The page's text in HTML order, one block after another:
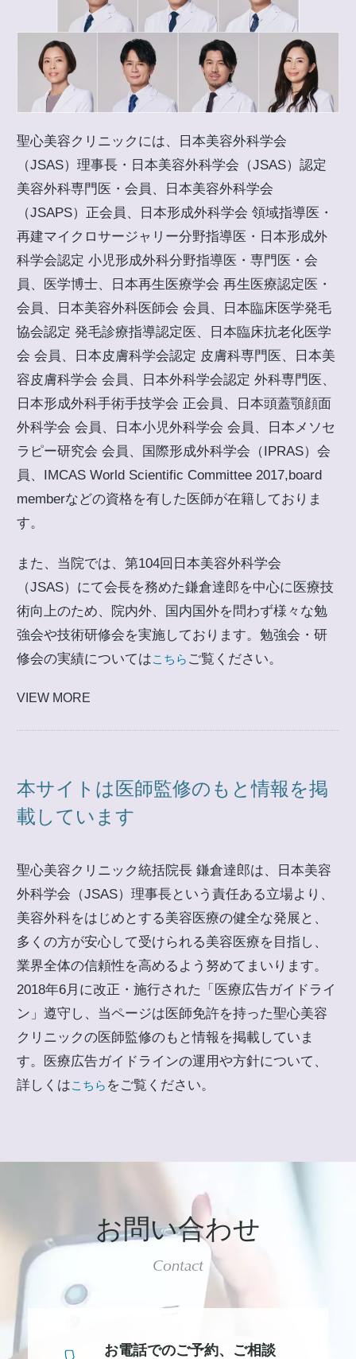
聖心美容クリニックには、日本美容外科学会
（JSAS）理事長・日本美容外科学会（JSAS）認定
美容外科専門医・会員、日本美容外科学会
（JSAPS）正会員、日本形成外科学会 領域指導医・
再建マイクロサージャリー分野指導医・日本形成外
科学会認定 小児形成外科分野指導医・専門医・会
員、医学博士、日本再生医療学会 再生医療認定医・
会員、日本美容外科医師会 会員、日本臨床医学発毛
協会認定 発毛診療指導認定医、日本臨床抗老化医学
会 会員、日本皮膚科学会認定 皮膚科専門医、日本美
容皮膚科学会 会員、日本外科学会認定 外科専門医、
日本形成外科手術手技学会 正会員、日本頭蓋顎顔面
外科学会 会員、日本小児外科学会 会員、日本メソセ
ラピー研究会 会員、国際形成外科学会（IPRAS）会
員、IMCAS World Scientific Committee 2017,board
memberなどの資格を有した医師が在籍しておりま
す。
また、当院では、第104回日本美容外科学会
（JSAS）にて会長を務めた鎌倉達郎を中心に医療技
術向上のため、院内外、国内国外を問わず様々な勉
強会や技術研修会を実施しております。勉強会・研
修会の実績についてはこちら ご覧ください。
VIEW MORE
本サイトは医師監修のもと情報を掲
載しています
聖心美容クリニック統括院長 鎌倉達郎は、日本美容
外科学会（JSAS）理事長という責任ある立場より、
美容外科をはじめとする美容医療の健全な発展と、
多くの方が安心して受けられる美容医療を目指し、
業界全体の信頼性を高めるよう努めてまいります。
2018年6月に改正・施行された「医療広告ガイドライ
ン」遵守し、当ページは医師免許を持った聖心美容
クリニックの医師監修のもと情報を掲載していま
す。医療広告ガイドラインの運用や方針について、
詳しくはこちら をご覧ください。
お問い合わせ
Contact
お電話でのご予約、 ご相談